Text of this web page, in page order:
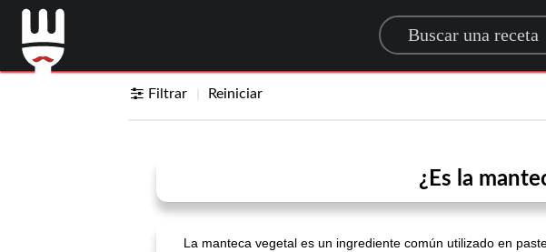
Search for a recipe
Filtrar Reiniciar
¿Es la
La manteca vegetal es un ingrediente común utilizado en